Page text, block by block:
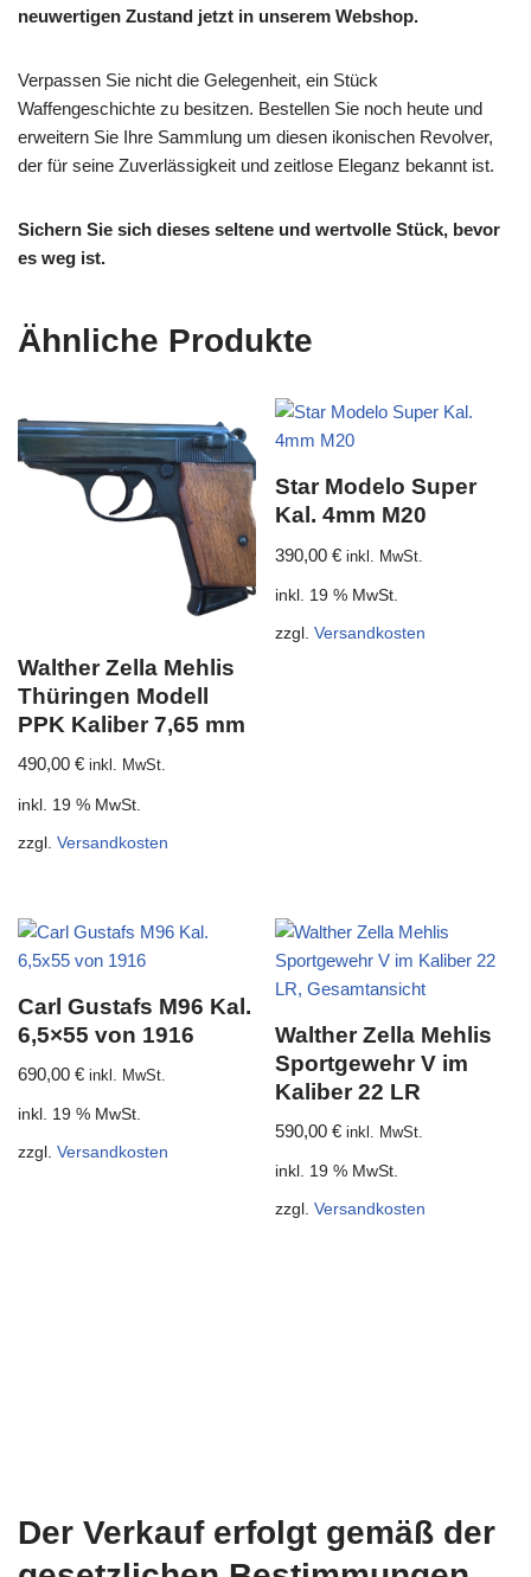
neuwertigen Zustand jetzt in unserem Webshop.
Verpassen Sie nicht die Gelegenheit, ein Stück
Waffengeschichte zu besitzen. Bestellen Sie noch heute und
erweitern Sie Ihre Sammlung um diesen ikonischen Revolver,
der für seine Zuverlässigkeit und zeitlose Eleganz bekannt ist.
Sichern Sie sich dieses seltene und wertvolle Stück, bevor
es weg ist.
Ähnliche Produkte
Walther Zella Mehlis
Thüringen Modell
PPK Kaliber 7,65 mm
490,00 € inkl. MwSt.
inkl. 19 % MwSt.
zzgl. Versandkosten
Star Modelo Super
Kal. 4mm M20
390,00€ inkl. MwSt.
inkl. 19 % MwSt.
zzgl.Versandkosten
Carl Gustafs M96 Kal.
6,5×55 von 1916
690,00 € inkl. MwSt.
inkl. 19 % MwSt.
zzgl. Versandkosten
Walther Zella Mehlis
Sportgewehr V im
Kaliber 22 LR
590,00€ inkl. MwSt.
inkl. 19 % MwSt.
zzgl.Versandkosten
Der Verkauf erfolgt gemäß der